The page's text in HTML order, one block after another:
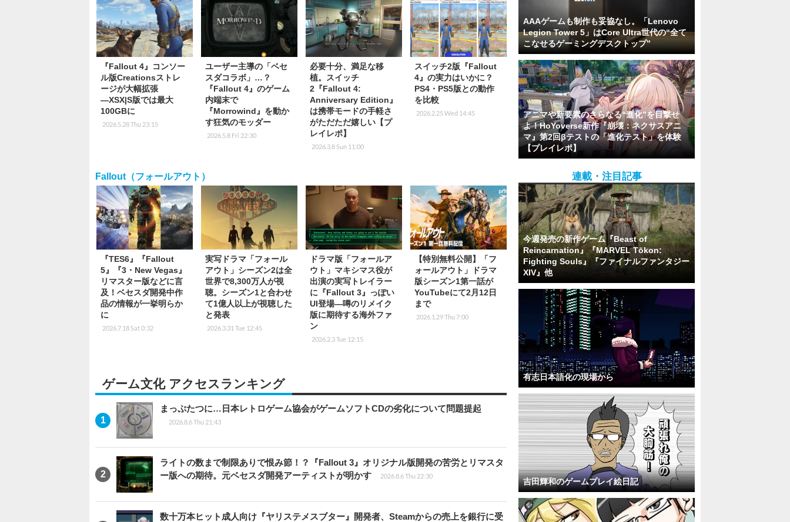
『Fallout 4』コンソー
ル版Creationsストレ
ージが大幅拡張
―XSX|S版では最大
100GBに
2026.5.28 Thu 23:15
ユーザー主導の「ベセ
スダコラボ」…？
『Fallout 4』のゲーム
内端末で
『Morrowind』を動か
す狂気のモッダー
2026.5.8 Fri 22:30
必要十分、満足な移
植。スイッチ
2『Fallout 4:
Anniversary Edition』
は携帯モードの手軽さ
がただただ嬉しい【プ
レイレポ】
2026.3.8 Sun 11:00
スイッチ2版『Fallout
4』の実力はいかに？
PS4・PS5版との動作
を比較
2026.2.25 Wed 14:45
Fallout（フォールアウト）
『TES6』『Fallout
5』『3・New Vegas』
リマスター版などに言
及！ベセスダ開発中作
品の情報が一挙明らか
に
2026.7.18 Sat 0:32
実写ドラマ「フォール
アウト」シーズン2は全
世界で8,300万人が視
聴。シーズン1と合わせ
て1億人以上が視聴した
と発表
2026.3.31 Tue 12:45
ドラマ版「フォールア
ウト」マキシマス役が
出演の実写トレイラー
に『Fallout 3』っぽい
UI登場―噂のリメイク
版に期待する海外ファ
ン
2026.2.3 Tue 12:15
【特別無料公開】「フ
ォールアウト」ドラマ
版シーズン1第一話が
YouTubeにて2月12日
まで
2026.1.29 Thu 7:00
ゲーム文化 アクセスランキング
まっぷたつに…日本レトロゲーム協会がゲームソフトCDの劣化について問題提起
2026.8.6 Thu 21:43
ライトの数まで制限ありで恨み節！？『Fallout 3』オリジナル版開発の苦労とリマスタ
ー版への期待。元ベセスダ開発アーティストが明かす
2026.8.6 Thu 22:30
数十万本ヒット成人向け『ヤリステメスブター』開発者、Steamからの売上を銀行に受
AAAゲームも制作も妥協なし。「Lenovo
Legion Tower 5」はCore Ultra世代の“全て
こなせるゲーミングデスクトップ”
アニマや新要素のさらなる“進化”を目撃せ
よ！HoYoverse新作『崩壊：ネクサスアニ
マ』第2回βテストの「進化テスト」を体験
【プレイレポ】
連載・注目記事
今週発売の新作ゲーム『Beast of
Reincarnation』『MARVEL Tōkon:
Fighting Souls』『ファイナルファンタジー
XIV』他
有志日本語化の現場から
吉田輝和のゲームプレイ絵日記